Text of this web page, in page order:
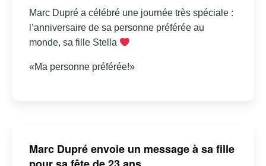
Marc Dupré a célébré une journée très spéciale :
l’anniversaire de sa personne préférée au
monde, sa fille Stella
«Ma personne préférée!»
Marc Dupré envoie un message à sa fille